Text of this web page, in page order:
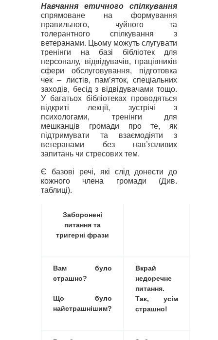
Навчання етичного спілкування
спрямоване на формування
правильного, чуйного та
толерантного спілкування з
ветеранами. Цьому можуть слугувати
тренінги на базі бібліотек для
персоналу, відвідувачів, працівників
сфери обслуговування, підготовка
чек – листів, пам’яток, спеціальних
заходів, бесід з відвідувачами тощо.
У багатьох бібліотеках проводяться
відкриті лекції, зустрічі з
психологами, тренінги для
мешканців громади про те, як
підтримувати та взаємодіяти з
ветеранами без нав’язливих
запитань чи стресових тем.
Є базові речі, які слід донести до
кожного члена громади (Див.
таблиці).
Заборонені
питання та
тригерні фрази
Вам було
страшно?
Що було
найстрашнішим?
Вкрай
недоречне
питання.
Так, усім
страшно!